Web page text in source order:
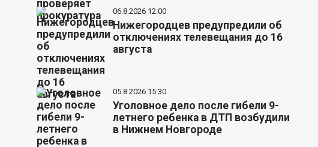
06.8.2026 12:00
Нижегородцев предупредили об
отключениях телевещания до 16
августа
05.8.2026 15:30
Уголовное дело после гибели 9-
летнего ребенка в ДТП возбудили
в Нижнем Новгороде